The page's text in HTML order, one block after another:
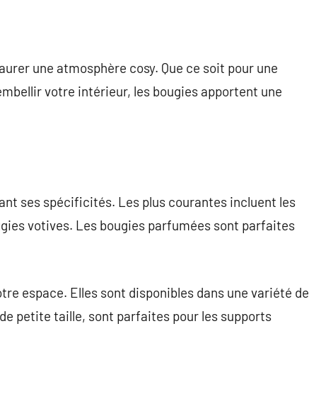
une atmosphère cosy. Que ce soit pour une
votre intérieur, les bougies apportent une
ses spécificités. Les plus courantes incluent les
votives. Les bougies parfumées sont parfaites
espace. Elles sont disponibles dans une variété de
petite taille, sont parfaites pour les supports